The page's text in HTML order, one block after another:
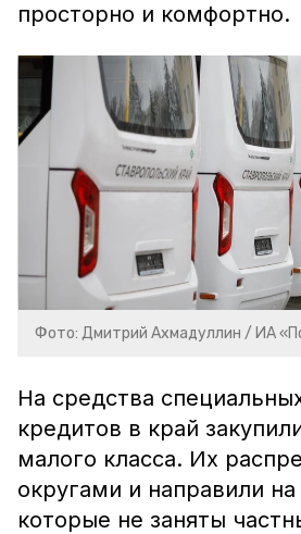
просторно и комфортно.
Фото: Дмитрий Ахмадуллин / ИА
На средства
кредитов в край
малого класса. Их
округами и направили
которые не заняты